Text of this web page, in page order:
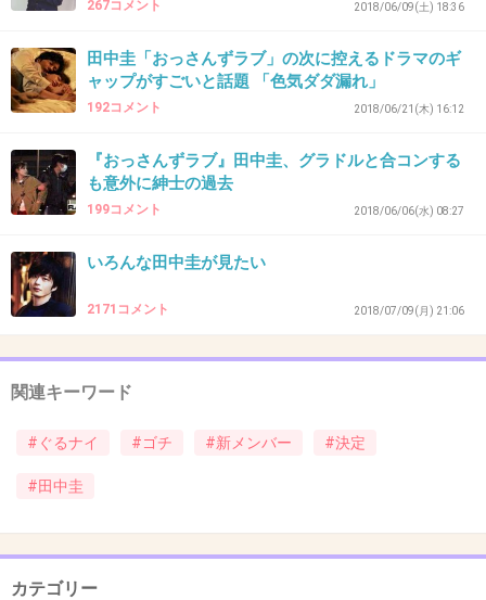
頑張れ～‼
-10
39. 匿名2018/09/13(木) 22:15:18
かっこいいね
267コメント 2018/06/09(土) 18:36
田中圭「おっさんずラブ」の次に控えるドラマのギ
ャップがすごいと話題 「色気ダダ漏れ」
192コメント 2018/06/21(木) 16:12
『おっさんずラブ』田中圭、グラドルと合コンする
も意外に紳士の過去
199コメント 2018/06/06(水) 08:27
いろんな田中圭が見たい
2171コメント 2018/07/09(月) 21:06
関連キーワード
#ぐるナイ #ゴチ #新メンバー #決定
#田中圭
カテゴリー